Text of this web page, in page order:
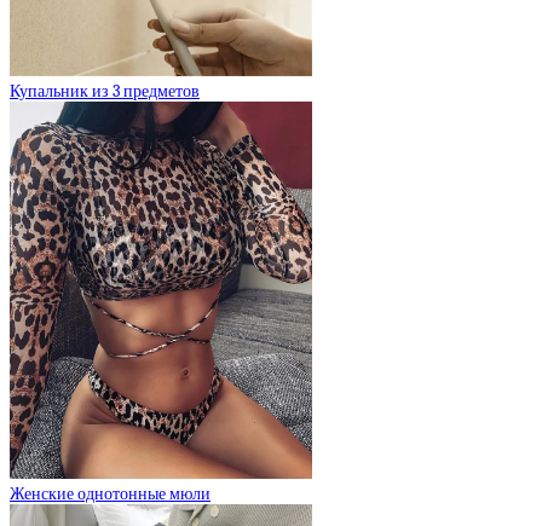
Купальник из 3 предметов
Женские однотонные мюли